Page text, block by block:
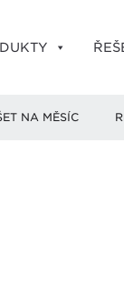
NA MĚSÍC